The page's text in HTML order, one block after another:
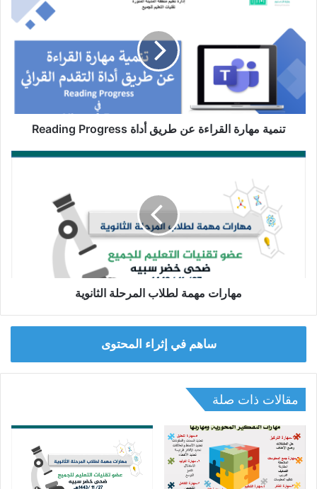
مهارة
عن
أداة
Reading
Progress
تنمية مهارة القراءة عن طريق أداة Reading Progress
مهارات
الثانوية
مهارات مهمة لطلاب المرحلة الثانوية
ساهم في إثراء المحتوى
مقالات ذات صلة